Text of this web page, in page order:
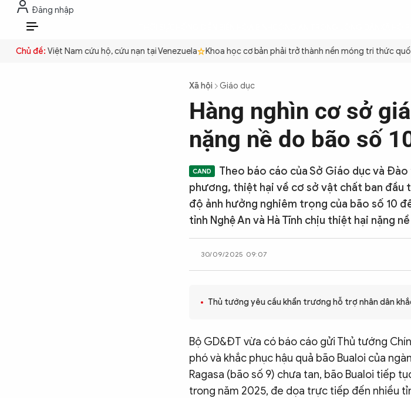
Đăng nhập
VI
Chủ đề:
Công an Việt Nam cứu hộ, cứu nạn tại Venezuela Khoa học cơ bản phải trở thành nền móng tri thức quốc
Xã hội Giáo dục
Hàng nghìn cơ sở
nặng nề do bão số
Theo báo cáo của Sở Giáo dục và
phương, thiệt hại về cơ sở vật chất ban
độ ảnh hưởng nghiêm trọng của bão số 10
tỉnh Nghệ An và Hà Tĩnh chịu thiệt hại nặng
30/09/2025 09:07
Thủ tướng yêu cầu khẩn trương hỗ trợ nhân dân
Bộ GD&ĐT vừa có báo cáo gửi Thủ tướng
phó và khắc phục hậu quả bão Bualoi của
Ragasa (bão số 9) chưa tan, bão Bualoi tiếp
trong năm 2025, đe dọa trực tiếp đến nhiều